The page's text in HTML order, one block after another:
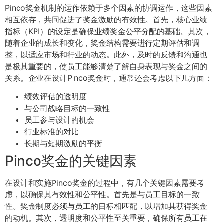
Pinco奖金机制的运作依赖于多个因素的协调运作，这些因素
相互依存，共同促进了奖金激励的有效性。首先，核心业绩
指标（KPI）的设定是确保业绩奖金公平分配的基础。其次，
随着企业的成长和变化，奖金结构需要进行定期评估和调
整，以适应市场和行业的动态。此外，及时的反馈和沟通也
是极其重要的，使员工能够清楚了解自身表现与奖金之间的
关系。企业在设计Pinco奖金时，通常还会考虑以下几方面：
绩效评估的透明度
与公司战略目标的一致性
员工参与设计的机会
行业标准的对比
长期与短期激励的平衡
Pinco奖金的关键因素
在设计和实施Pinco奖金的过程中，有几个关键因素需要考
虑，以确保其有效性和公平性。首先是与员工目标的一致
性。奖金制度必须与员工的目标相匹配，以增加其获得奖金
的动机。其次，透明度和公平性至关重要，确保所有员工在